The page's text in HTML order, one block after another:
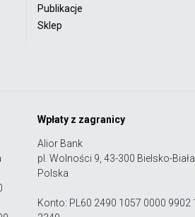
Publikacje
Sklep
Wpłaty z zagranicy
Alior Bank
pl. Wolności 9, 43-300 Bielsko-Biała,
Polska
Konto: PL60 2490 1057 0000 9902